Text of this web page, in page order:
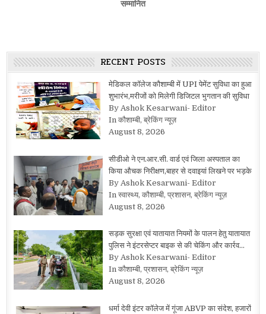
सम्मानित
RECENT POSTS
मेडिकल कॉलेज कौशाम्बी में UPI पेमेंट सुविधा का हुआ
शुभारंभ,मरीजों को मिलेगी डिजिटल भुगतान की सुविधा
By Ashok Kesarwani- Editor
In कौशाम्बी, ब्रेकिंग न्यूज़
August 8, 2026
सीडीओ ने एन.आर.सी. वार्ड एवं जिला अस्पताल का
किया औचक निरीक्षण,बाहर से दवाइयां लिखने पर भड़के
By Ashok Kesarwani- Editor
In स्वास्थ्य, कौशाम्बी, प्रशासन, ब्रेकिंग न्यूज़
August 8, 2026
सड़क सुरक्षा एवं यातायात नियमों के पालन हेतु यातायात
पुलिस ने इंटरसेप्टर बाइक से की चेकिंग और कार्रव…
By Ashok Kesarwani- Editor
In कौशाम्बी, प्रशासन, ब्रेकिंग न्यूज़
August 8, 2026
धर्मा देवी इंटर कॉलेज में गूंजा ABVP का संदेश, हजारों